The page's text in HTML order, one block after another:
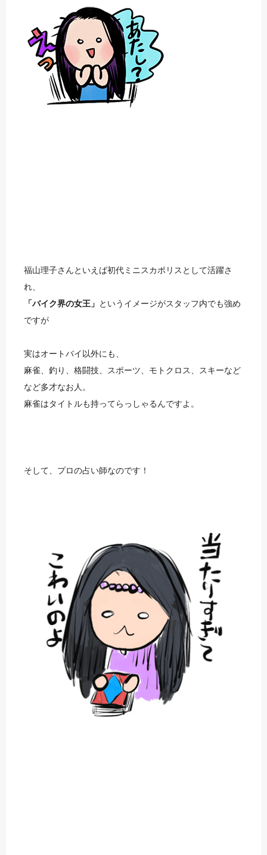
福山理子さんといえば初代ミニスカポリスとして活躍さ
れ、
「バイク界の女王」 というイメージがスタッフ内でも強め
ですが
実はオートバイ以外にも、
麻雀、釣り、格闘技、スポーツ、モトクロス、スキーなど
など多才なお人。
麻雀はタイトルも持ってらっしゃるんですよ。
そして、プロの占い師なのです！